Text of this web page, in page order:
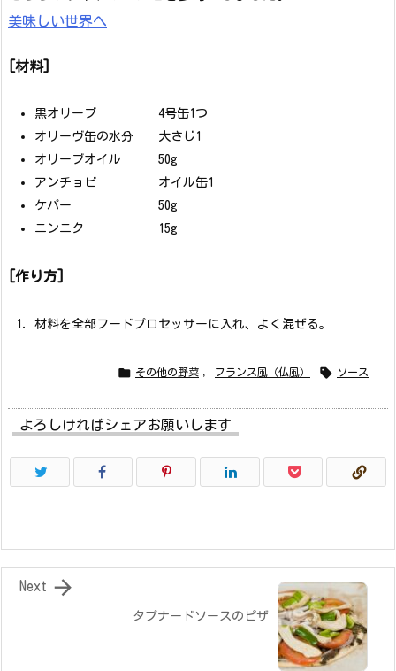
美味しい世界へ
[材料]
黒オリーブ 4号缶1つ
オリーヴ缶の水分 大さじ1
オリーブオイル 50g
アンチョビ オイル缶1
ケパー 50g
ニンニク 15g
[作り方]
材料を全部フードプロセッサーに入れ、よく混ぜる。
 その他の野菜 フランス風（仏風）  ソース
よろしければシェアお願いします
タプナードソースのピザ

Next